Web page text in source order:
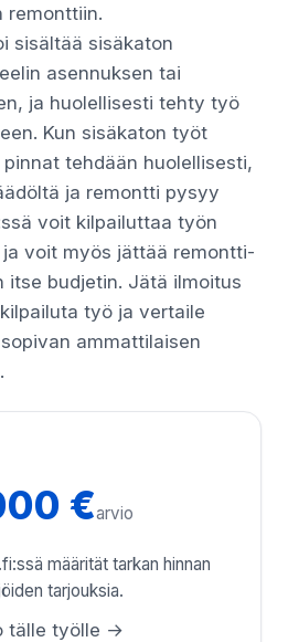
remonttiin.
sisältää sisäkaton
asennuksen tai
ja huolellisesti tehty työ
Kun sisäkaton työt
tehdään huolellisesti,
ja remontti pysyy
voit kilpailuttaa työn
voit myös jättää remontti-
itse budjetin. Jätä ilmoitus
työ ja vertaile
ammattilaisen
€arvio
määrität tarkan hinnan
tarjouksia.
tälle työlle →